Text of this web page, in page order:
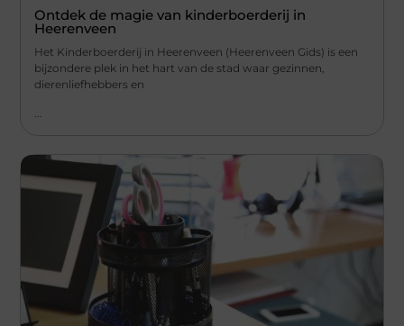
Ontdek de magie van kinderboerderij in
Heerenveen
Het Kinderboerderij in Heerenveen (Heerenveen Gids) is een
bijzondere plek in het hart van de stad waar gezinnen,
dierenliefhebbers en
...